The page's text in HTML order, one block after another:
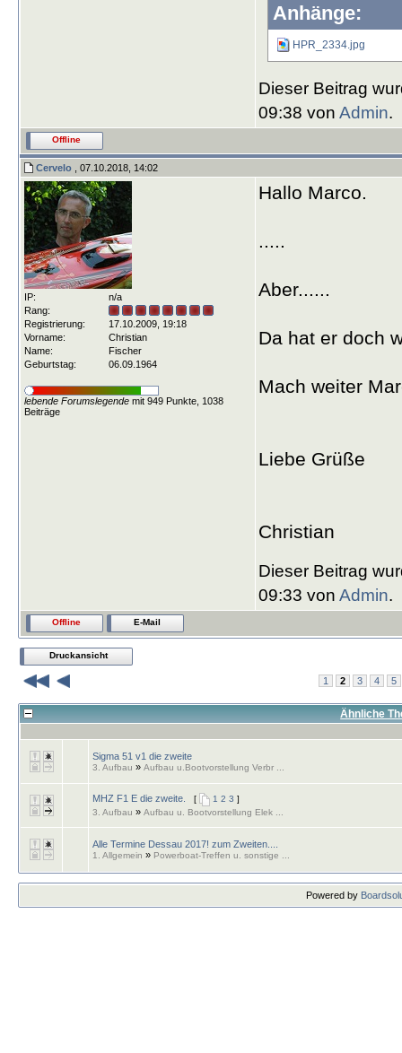
Anhänge:
HPR_2334.jpg
Dieser Beitrag
09:38 von Admin.
Offline
Cervelo , 07.10.2018, 14:02
IP:
n/a
Rang:
Registrierung:
17.10.2009, 19:18
Vorname:
Christian
Name:
Fischer
Geburtstag:
06.09.1964
lebende Forumslegende mit 949 Punkte, 1038
Beiträge
Hallo Marco.
.....
Aber......
Da hat er doch
Mach weiter
Liebe Grüße
Christian
Dieser Beitrag
09:33 von Admin.
Offline E-Mail
Druckansicht
1 2 3 4 5
Ähnliche
Sigma 51 v1 die zweite
3. Aufbau »Aufbau u.Bootvorstellung Verbr ...
MHZ F1 E die zweite. [ 1 2 3 ]
3. Aufbau »Aufbau u. Bootvorstellung Elek ...
Alle Termine Dessau 2017! zum Zweiten....
1. Allgemein » Powerboat-Treffen u. sonstige ...
Powered by